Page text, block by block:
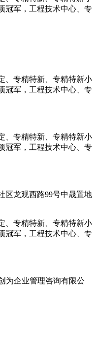
区龙观西路99号中晟置地
为企业管理咨询有限公